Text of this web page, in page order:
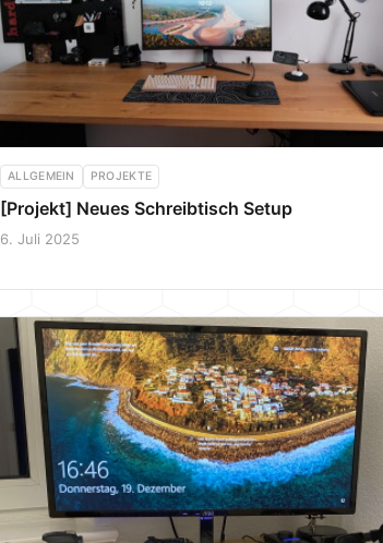
ALLGEMEIN PROJEKTE
[Projekt] Neues Schreibtisch Setup
6. Juli 2025